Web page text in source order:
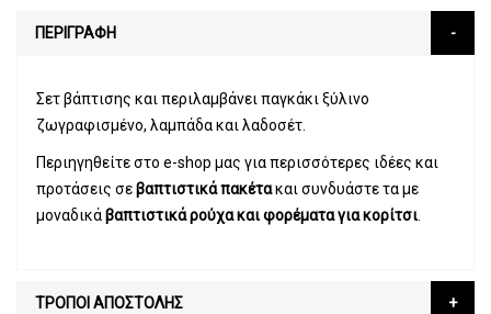
ΠΕΡΙΓΡΑΦΗ
Σετ βάπτισης και περιλαμβάνει παγκάκι ξύλινο
ζωγραφισμένο, λαμπάδα και λαδοσέτ.
Περιηγηθείτε στο e-shop μας για περισσότερες ιδέες και
προτάσεις σεβαπτιστικά πακέτακαι συνδυάστε τα με
μοναδικάβαπτιστικά ρούχα και φορέματα για κορίτσι.
ΤΡΟΠΟΙ ΑΠΟΣΤΟΛΗΣ